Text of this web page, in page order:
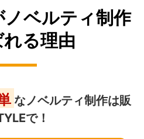
ベルティ制作
る理由
なノベルティ制作は販
で！